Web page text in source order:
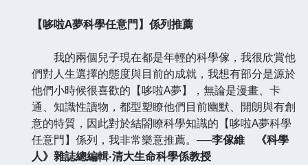
【哆啦A夢科學任意門】係列推薦
我的兩個兒子現在都是年輕的科學傢，我很欣賞他
們對人生選擇的態度與目前的成就，我想有部分是源於
他們小時候很喜歡的【哆啦A夢】，無論是漫畫、卡
通、知識性讀物，都型塑瞭他們目前幽默、開朗與有創
意的特質，因此對於結閤瞭科學知識的【哆啦A夢科學
任意門】係列，我非常樂意推薦。 ──李傢維 《科學
人》雜誌總編輯‧清大生命科學係教授